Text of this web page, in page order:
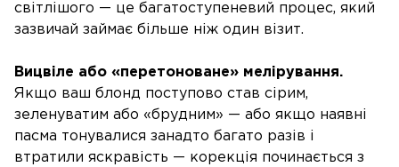
світлішого — це багатоступеневий процес, який
зазвичай займає більше ніж один візит.
Вицвіле або «перетоноване» мелірування.
Якщо ваш блонд поступово став сірим,
зеленуватим або «брудним» — або якщо наявні
пасма тонувалися занадто багато разів і
втратили яскравість — корекція починається з